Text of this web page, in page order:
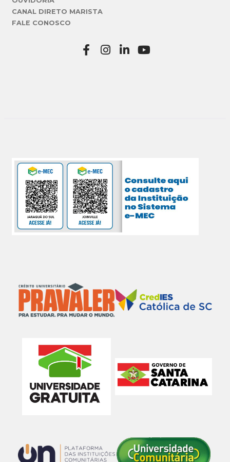
CANAL DIRETO MARISTA
FALE CONOSCO